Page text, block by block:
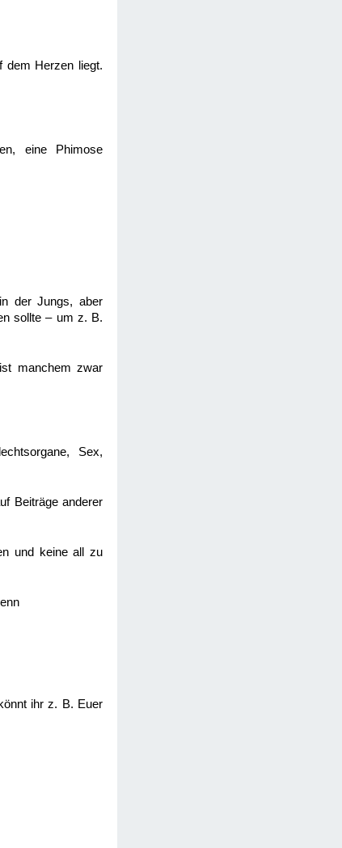
dem Herzen liegt.
eine Phimose
der Jungs, aber
sollte – um z. B.
manchem zwar
Sex,
Beiträge anderer
und keine all zu
ihr z. B. Euer